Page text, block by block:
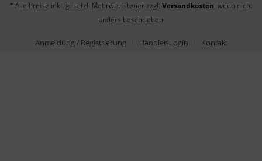
* Alle Preise inkl. gesetzl. Mehrwertsteuer zzgl. Versandkosten, wenn nicht
anders beschrieben
Anmeldung / Registrierung Händler-Login Kontakt